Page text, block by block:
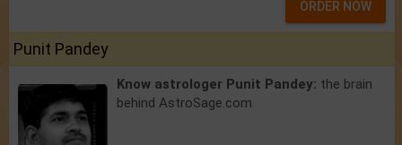
ORDER NOW
Punit Pandey
Know astrologer Punit Pandey: the brain
behind AstroSage.com